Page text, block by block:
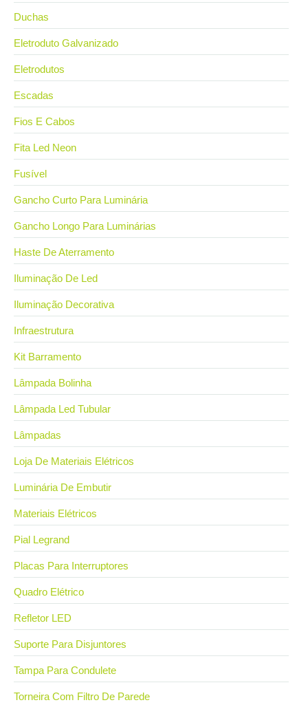
Duchas
Eletroduto Galvanizado
Eletrodutos
Escadas
Fios E Cabos
Fita Led Neon
Fusível
Gancho Curto Para Luminária
Gancho Longo Para Luminárias
Haste De Aterramento
Iluminação De Led
Iluminação Decorativa
Infraestrutura
Kit Barramento
Lâmpada Bolinha
Lâmpada Led Tubular
Lâmpadas
Loja De Materiais Elétricos
Luminária De Embutir
Materiais Elétricos
Pial Legrand
Placas Para Interruptores
Quadro Elétrico
Refletor LED
Suporte Para Disjuntores
Tampa Para Condulete
Torneira Com Filtro De Parede